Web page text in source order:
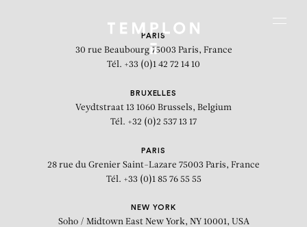
PARIS
30 rue Beaubourg 75003 Paris, France
Tél. +33 (0)1 42 72 14 10
BRUXELLES
Veydtstraat 13 1060 Brussels, Belgium
Tél. +32 (0)2 537 13 17
PARIS
28 rue du Grenier Saint-Lazare 75003 Paris, France
Tél. +33 (0)1 85 76 55 55
NEW YORK
Soho / Midtown East New York, NY 10001, USA